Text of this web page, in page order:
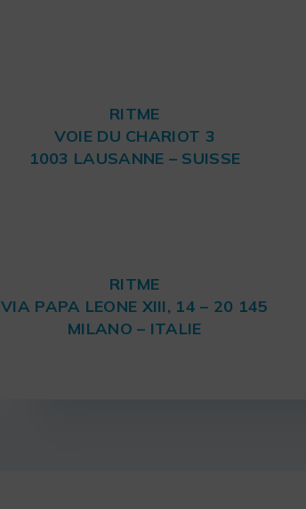
RITME
VOIE DU CHARIOT 3
1003 LAUSANNE – SUISSE
RITME
VIA PAPA LEONE XIII, 14 – 20 145
MILANO – ITALIE